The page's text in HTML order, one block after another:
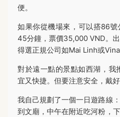
便。
如果你從機場來，可以搭86
45分鐘，票價35,000 VND。
得選正規公司如Mai Linh或
對於遠一點的景點如西湖，我
宜又快捷。但要注意安全，戴好
我自己規劃了一個一日遊路線
到文廟，中午在附近吃河粉，